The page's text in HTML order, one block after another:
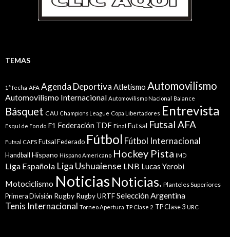
TEMAS
1° fecha AFA Agenda Deportiva Atletismo Automovilismo
Automovilismo Internacional Automovilismo Nacional Balance
Básquet CAU Champions League Copa Libertadores Entrevista
Esquí de Fondo F1 Federación TDF Final Futsal Futsal AFA
Futsal CAFS Futsal Federado Fútbol Fútbol Internacional
Handball Hispano Hispano Americano Hockey Pista IMD
Liga Española Liga Ushuaiense LNB Lucas Yerobi
Motociclismo Noticias Noticias. Planteles Superiores
Primera División Rugby Rugby URTFSelección Argentina
Tenis Internacional Torneo Apertura TP Clase 2 TP Clase 3 URC